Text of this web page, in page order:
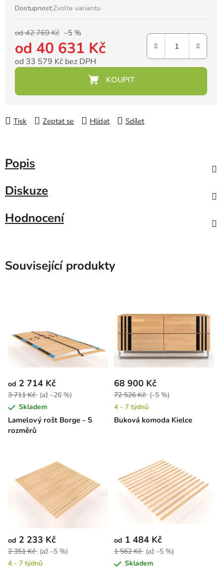
Dostupnost:Zvolte variantu
od 42 769 Kč –5 %
od 40 631 Kč
od 33 579 Kč bez DPH
Měrná cena:
Tisk Zeptat se Hlídat Sdílet
Popis
Diskuze
Hodnocení
Související produkty
Lamelový rošt Borge - 5
rozměrů
od 2 714 Kč
3 711 Kč (až –26 %)
Skladem
Buková komoda Kielce
68 900 Kč
72 526 Kč (–5 %)
4 - 7 týdnů
od 2 233 Kč
2 351 Kč (až –5 %)
4 - 7 týdnů
od 1 484 Kč
1 562 Kč (až –5 %)
Skladem